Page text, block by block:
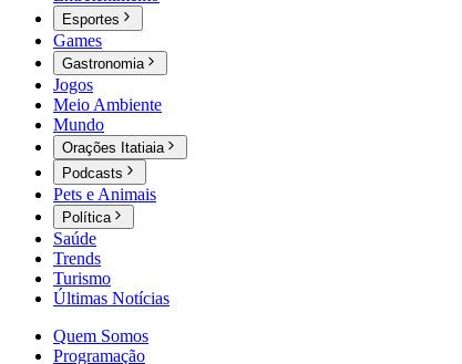
Esportes
Games
Gastronomia
Jogos
Meio Ambiente
Mundo
Orações Itatiaia
Podcasts
Pets e Animais
Política
Saúde
Trends
Turismo
Últimas Notícias
Quem Somos
Programação